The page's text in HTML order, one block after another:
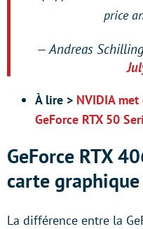
price
— Andreas
À lire > NVIDIA
GeForce RTX 50
GeForce RTX
carte
La différence entre la